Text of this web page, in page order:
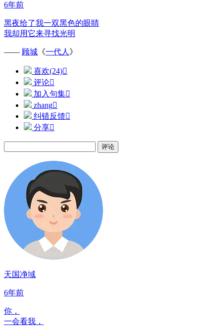
6年前
黑夜给了我一双黑色的眼睛
我却用它来寻找光明
—— 顾城 《一代人 》
喜欢(24)
评论
加入句集
zhang
纠错反馈
分享
评论
天国净域
6年前
你，
一会看我，